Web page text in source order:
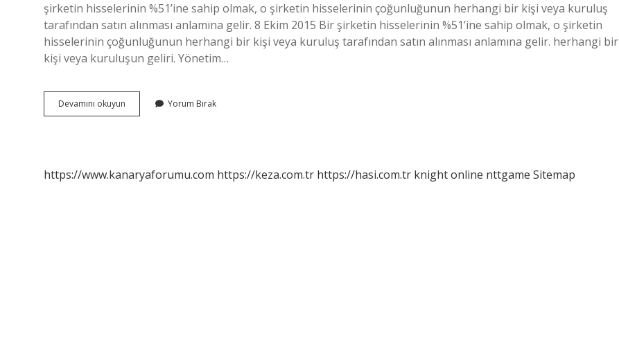
şirketin hisselerinin %51’ine sahip olmak, o şirketin hisselerinin çoğunluğunun herhangi bir kişi veya kuruluş
tarafından satın alınması anlamına gelir. 8 Ekim 2015 Bir şirketin hisselerinin %51’ine sahip olmak, o şirketin
hisselerinin çoğunluğunun herhangi bir kişi veya kuruluş tarafından satın alınması anlamına gelir. herhangi bir
kişi veya kuruluşun geliri. Yönetim…
Devamını okuyun
Söz
Kaç
Yorum Bırak
https://www.kanaryaforumu.com https://keza.com.tr https://hasi.com.tr knight online nttgame Sitemap